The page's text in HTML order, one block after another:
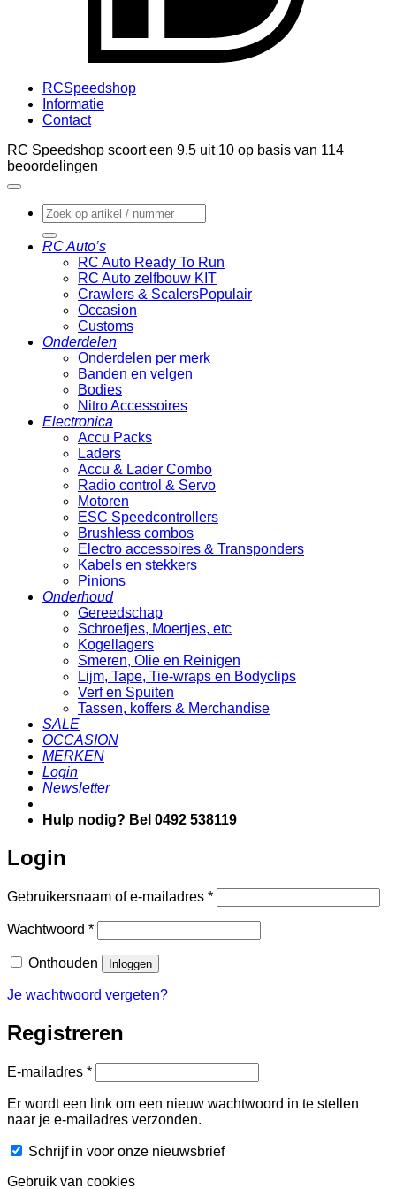
RCSpeedshop
Informatie
Contact
RC Speedshop scoort een 9.5 uit 10 op basis van 114
beoordelingen
Zoeken
naar:
RC Auto’s
RC Auto Ready To Run
RC Auto zelfbouw KIT
Crawlers & Scalers
Occasion
Customs
Onderdelen
Onderdelen per merk
Banden en velgen
Bodies
Nitro Accessoires
Electronica
Accu Packs
Laders
Accu & Lader Combo
Radio control & Servo
Motoren
ESC Speedcontrollers
Brushless combos
Electro accessoires & Transponders
Kabels en stekkers
Pinions
Onderhoud
Gereedschap
Schroefjes, Moertjes, etc
Kogellagers
Smeren, Olie en Reinigen
Lijm, Tape, Tie-wraps en Bodyclips
Verf en Spuiten
Tassen, koffers & Merchandise
SALE
OCCASION
MERKEN
Login
Newsletter
Hulp nodig? Bel 0492 538119
Login
Gebruikersnaam of e-mailadres *Vereist
Wachtwoord *Vereist
Onthouden Inloggen
Je wachtwoord vergeten?
Registreren
E-mailadres *Vereist
Er wordt een link om een nieuw wachtwoord in te stellen
naar je e-mailadres verzonden.
Schrijf in voor onze nieuwsbrief
Gebruik van cookies